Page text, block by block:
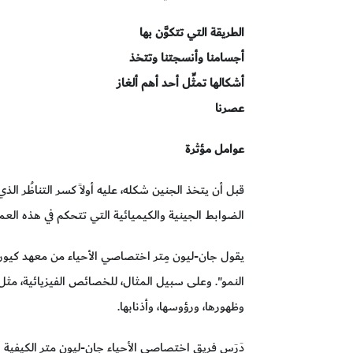
الطريقة التي تتكوَّن بها
أجسامنا وأنسجتنا وتتخذ
أشكالها تمثِّل أحد أهم ألغاز
عصرنا
عوامل مؤثرة
قبل أن يتخذ الجنين شكله، عليه أولاً كسر التناظُر
الضوابط الجينية والكيميائية التي تتحكم في هذه
يقول جان-ليون مِتر اختصاصي الأحياء من معهد
النمو". وعلى سبيل المثال، للخصائص الفيزيائية،
وظهورها، ورؤوسها، وأذنابها.